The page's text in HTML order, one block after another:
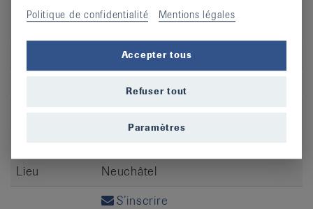
Lieu
Neuchâtel
S’inscrire
Politique de confidentialité Mentions légales
Accepter tous
Refuser tout
Paramètres